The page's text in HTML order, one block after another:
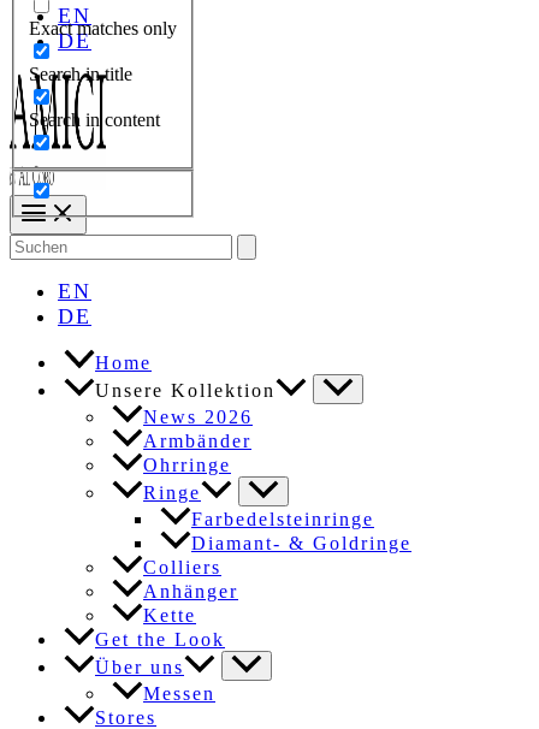
Exact matches only
Search in title
Search in content
EN
DE
Search
for:
EN
DE
Home
Unsere Kollektion
News 2026
Armbänder
Ohrringe
Ringe
Farbedelsteinringe
Diamant- & Goldringe
Colliers
Anhänger
Kette
Get the Look
Über uns
Messen
Stores